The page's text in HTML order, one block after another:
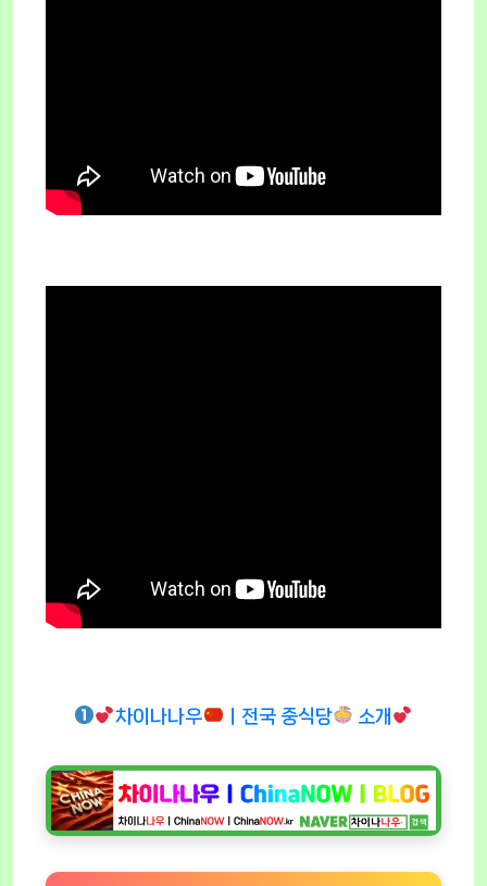
차이나나우 ㅣ전국 중식당 소개